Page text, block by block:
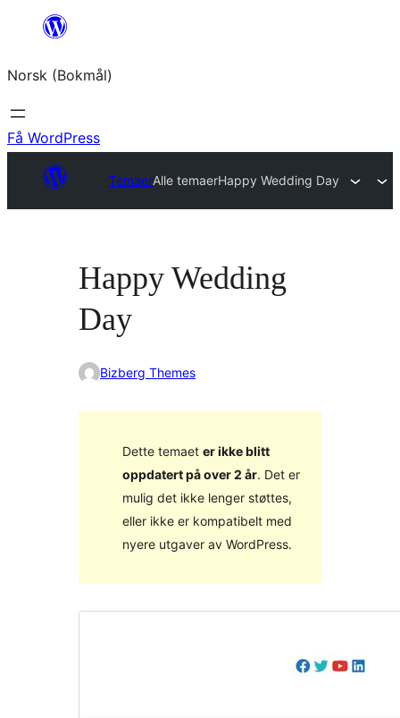
Hopp
innhold
Norsk (Bokmål)
Få WordPress
TemaerAlle temaerHappy Wedding Day
Happy Wedding
Day
Bizberg Themes
Dette temaet er ikke blitt
oppdatert på over 2 år. Det er
mulig det ikke lenger støttes,
eller ikke er kompatibelt med
nyere utgaver av WordPress.